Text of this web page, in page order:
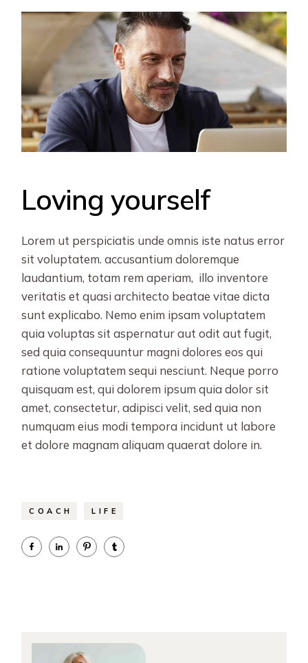
Loving yourself
Lorem ut perspiciatis unde omnis iste natus error
sit voluptatem. accusantium doloremque
laudantium, totam rem aperiam, illo inventore
veritatis et quasi architecto beatae vitae dicta
sunt explicabo. Nemo enim ipsam voluptatem
quia voluptas sit aspernatur aut odit aut fugit,
sed quia consequuntur magni dolores eos qui
ratione voluptatem sequi nesciunt. Neque porro
quisquam est, qui dolorem ipsum quia dolor sit
amet, consectetur, adipisci velit, sed quia non
numquam eius modi tempora incidunt ut labore
et dolore magnam aliquam quaerat dolore in.
COACH LIFE